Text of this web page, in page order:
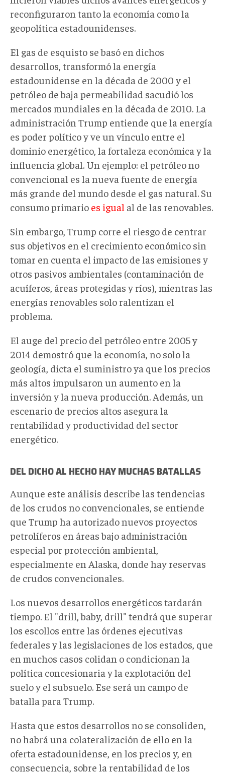
reconfiguraron tanto la economía como la
geopolítica estadounidenses.
El gas de esquisto se basó en dichos
desarrollos, transformó la energía
estadounidense en la década de 2000 y el
petróleo de baja permeabilidad sacudió los
mercados mundiales en la década de 2010. La
administración Trump entiende que la energía
es poder político y ve un vínculo entre el
dominio energético, la fortaleza económica y la
influencia global. Un ejemplo: el petróleo no
convencional es la nueva fuente de energía
más grande del mundo desde el gas natural. Su
consumo primario es igual al de las renovables.
Sin embargo, Trump corre el riesgo de centrar
sus objetivos en el crecimiento económico sin
tomar en cuenta el impacto de las emisiones y
otros pasivos ambientales (contaminación de
acuíferos, áreas protegidas y ríos), mientras las
energías renovables solo ralentizan el
problema.
El auge del precio del petróleo entre 2005 y
2014 demostró que la economía, no solo la
geología, dicta el suministro ya que los precios
más altos impulsaron un aumento en la
inversión y la nueva producción. Además, un
escenario de precios altos asegura la
rentabilidad y productividad del sector
energético.
DEL DICHO AL HECHO HAY MUCHAS BATALLAS
Aunque este análisis describe las tendencias
de los crudos no convencionales, se entiende
que Trump ha autorizado nuevos proyectos
petrolíferos en áreas bajo administración
especial por protección ambiental,
especialmente en Alaska, donde hay reservas
de crudos convencionales.
Los nuevos desarrollos energéticos tardarán
tiempo. El "drill, baby, drill" tendrá que superar
los escollos entre las órdenes ejecutivas
federales y las legislaciones de los estados, que
en muchos casos colidan o condicionan la
política concesionaria y la explotación del
suelo y el subsuelo. Ese será un campo de
batalla para Trump.
Hasta que estos desarrollos no se consoliden,
no habrá una colateralización de ello en la
oferta estadounidense, en los precios y, en
consecuencia, sobre la rentabilidad de los